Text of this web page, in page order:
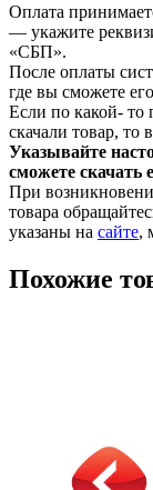
Оплата
— укажите
«СБП».
После оплаты
где вы сможете
Если по какой- то
скачали товар, то
Указывайте
сможете скачать
При
товара
указаны на сайте,
Похожие